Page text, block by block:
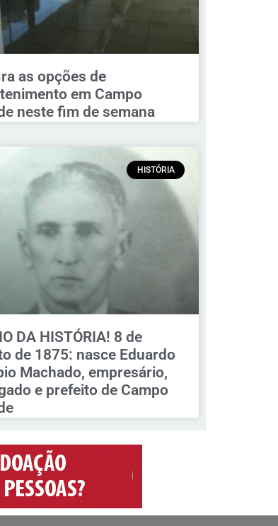
as opções de
em Campo
neste fim de semana
HISTÓRIA
DA HISTÓRIA! 8 de
de 1875: nasce Eduardo
Machado, empresário,
e prefeito de Campo